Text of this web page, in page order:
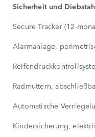
Sicherheit und
Secure Tracker (12-
Alarmanlage,
Radmuttern,
Automatische
Kindersicherung,